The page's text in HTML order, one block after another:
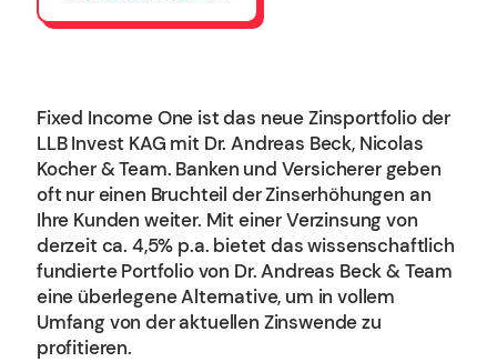
Fixed Income One ist das neue Zinsportfolio der
LLB Invest KAG mit Dr. Andreas Beck, Nicolas
Kocher & Team. Banken und Versicherer geben
oft nur einen Bruchteil der Zinserhöhungen an
Ihre Kunden weiter. Mit einer Verzinsung von
derzeit ca. 4,5% p.a. bietet das wissenschaftlich
fundierte Portfolio von Dr. Andreas Beck & Team
eine überlegene Alternative, um in vollem
Umfang von der aktuellen Zinswende zu
profitieren.